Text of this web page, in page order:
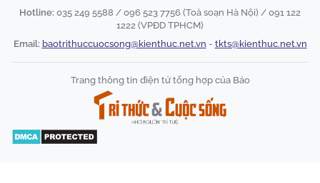
Hotline: 035 249 5588 / 096 523 7756 (Toà soạn Hà Nội) / 091 122
1222 (VPĐD TPHCM)
Email: baotrithuccuocsong@kienthuc.net.vn - tkts@kienthuc.net.vn
Trang thông tin điện tử tổng hợp của Báo